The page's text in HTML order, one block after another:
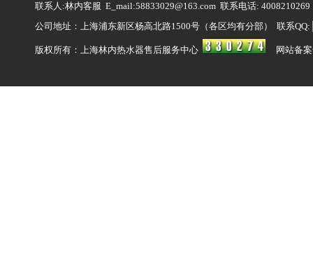
联系人:林内客服 E_mail:58833029@163.com 联系电话:
公司地址：上海浦东新区杨高北路1500号（各区均有分部） 联系QQ:
版权所有：上海林内热水器售后服务中心 网站备